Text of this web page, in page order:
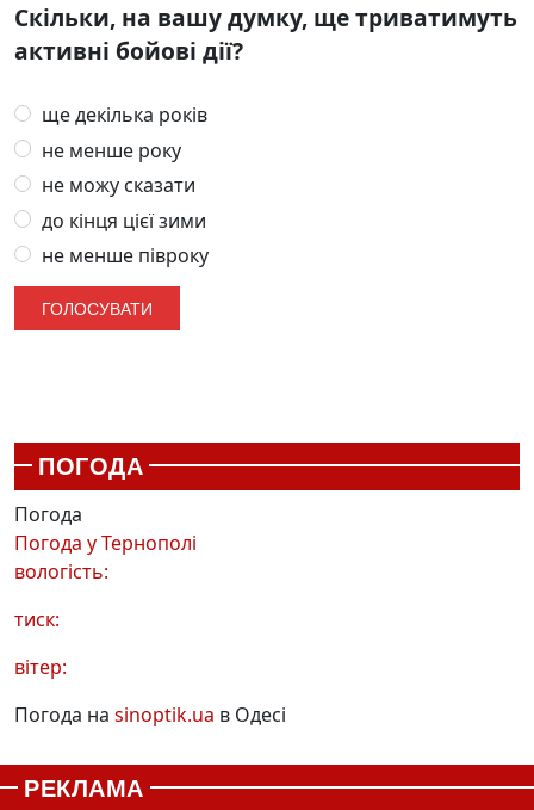
Скільки, на вашу думку, ще триватимуть
активні бойові дії?
ще декілька років
не менше року
не можу сказати
до кінця цієї зими
не менше півроку
ПОГОДА
Погода
Погода уТернополі
вологість:
тиск:
вітер:
Погода на sinoptik.ua в Одесі
РЕКЛАМА